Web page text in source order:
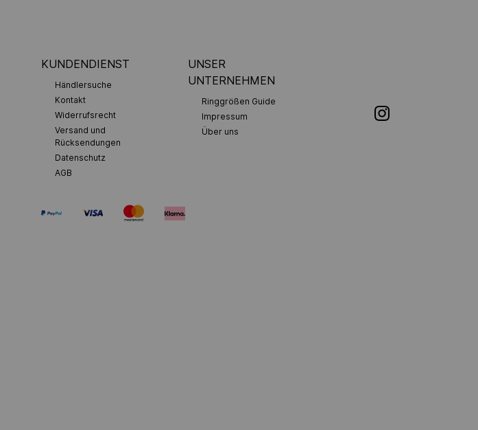
KUNDENDIENST
Händlersuche
Kontakt
Widerrufsrecht
Versand und
Rücksendungen
Datenschutz
AGB
UNSER
UNTERNEHMEN
Ringgrößen Guide
Impressum
Über uns